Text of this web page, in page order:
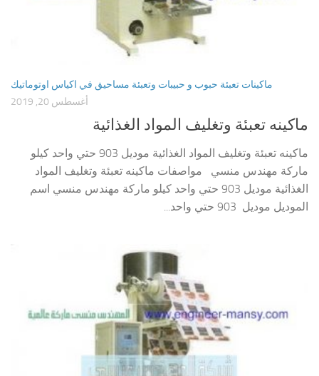
ماكينات تعبئة حبوب و حبيبات وتعبئة مساحيق في اكياس اوتوماتيك
أغسطس 20, 2019
ماكينه تعبئة وتغليف المواد الغذائية
ماكينه تعبئة وتغليف المواد الغذائية موديل 903 حتي واحد كيلو
ماركة مهندس منسي مواصفات ماكينه تعبئة وتغليف المواد
الغذائية موديل 903 حتي واحد كيلو ماركة مهندس منسي اسم
الموديل موديل 903 حتي واحد...